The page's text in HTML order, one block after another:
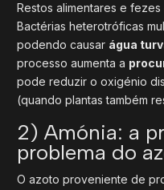
Restos alimentares e
Bactérias heterotróficas
podendo causar água
processo aumenta a
pode reduzir o oxigénio
(quando plantas também
2) Amónia: a
problema do
O azoto proveniente de